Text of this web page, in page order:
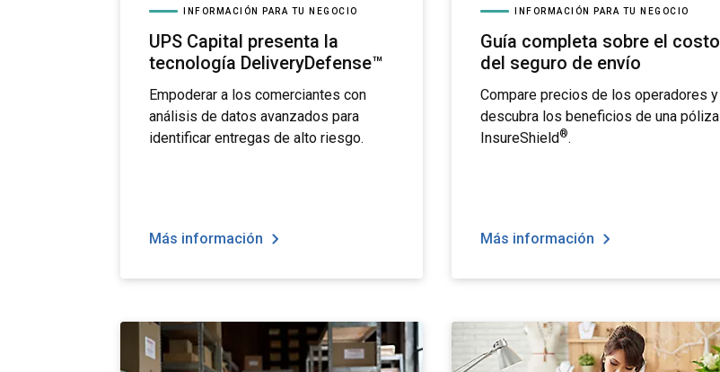
INFORMACIÓN PARA TU NEGOCIO
UPS Capital presenta la
tecnología DeliveryDefense™
Empoderar a los comerciantes con
análisis de datos avanzados para
identificar entregas de alto riesgo.
Más información
INFORMACIÓN PARA TU NEGOCIO
Guía completa sobre el costo
del seguro de envío
Compare precios de los operadores y
descubra los beneficios de una póliza
InsureShield ®.
Más información